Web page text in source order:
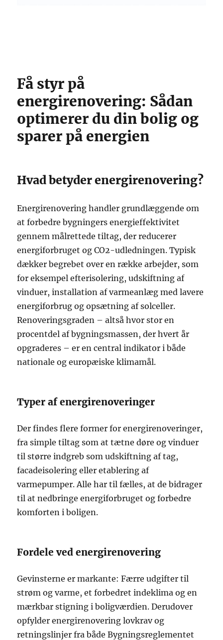
Få styr på
energirenovering: Sådan
optimerer du din bolig og
sparer på energien
Hvad betyder energirenovering?
Energirenovering handler grundlæggende om
at forbedre bygningers energieffektivitet
gennem målrettede tiltag, der reducerer
energiforbruget og CO2-udledningen. Typisk
dækker begrebet over en række arbejder, som
for eksempel efterisolering, udskiftning af
vinduer, installation af varmeanlæg med lavere
energiforbrug og opsætning af solceller.
Renoveringsgraden – altså hvor stor en
procentdel af bygningsmassen, der hvert år
opgraderes – er en central indikator i både
nationale og europæiske klimamål.
Typer af energirenoveringer
Der findes flere former for energirenoveringer,
fra simple tiltag som at tætne døre og vinduer
til større indgreb som udskiftning af tag,
facadeisolering eller etablering af
varmepumper. Alle har til fælles, at de bidrager
til at nedbringe energiforbruget og forbedre
komforten i boligen.
Fordele ved energirenovering
Gevinsterne er markante: Færre udgifter til
strøm og varme, et forbedret indeklima og en
mærkbar stigning i boligværdien. Derudover
opfylder energirenovering lovkrav og
retningslinjer fra både Bygningsreglementet